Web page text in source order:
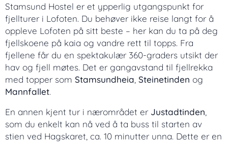
Stamsund Hostel er et ypperlig utgangspunkt for
fjellturer i Lofoten. Du behøver ikke reise langt for å
oppleve Lofoten på sitt beste – her kan du ta på deg
fjellskoene på kaia og vandre rett til topps. Fra
fjellene får du en spektakulær 360-graders utsikt der
hav og fjell møtes. Det er gangavstand til fjellrekka
med topper som Stamsundheia Steinetinden og
Mannfallet.
En annen kjent tur i nærområdet er Justadtinden
som du enkelt kan nå ved å ta buss til starten av
stien ved Hagskaret, ca. 10 minutter unna. Dette er en